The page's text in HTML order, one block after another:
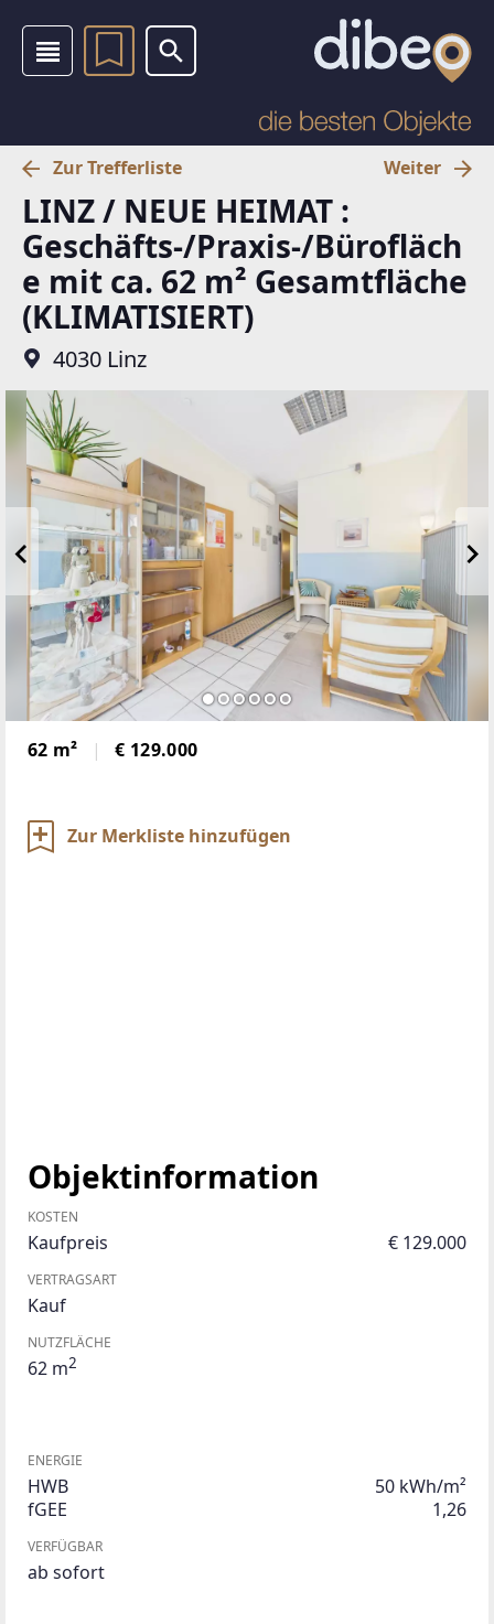
Zur Trefferliste Weiter
LINZ / NEUE HEIMAT :
Geschäfts-/Praxis-/Bürofläch
e mit ca. 62 m² Gesamtfläche
(KLIMATISIERT)
4030 Linz
62 m² € 129.000
Zur Merkliste hinzufügen
Objektinformation
KOSTEN
Kaufpreis € 129.000
VERTRAGSART
Kauf
NUTZFLÄCHE
62 m2
ENERGIE
HWB
50 kWh/m²
fGEE
1,26
VERFÜGBAR
ab sofort